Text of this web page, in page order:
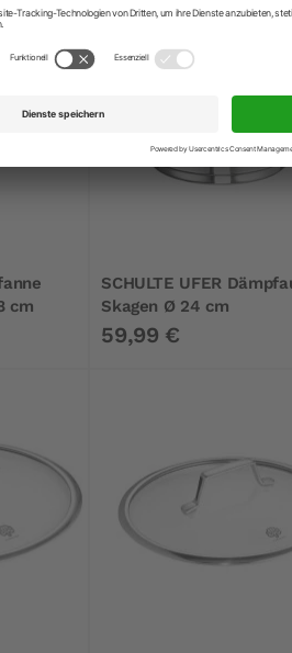
cm
SCHULTE UFER
Skagen Ø 24 cm
59,99 €